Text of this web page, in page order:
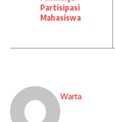
Partisipasi
Mahasiswa
Warta